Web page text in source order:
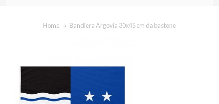
Home Bandiera Argovia 30x45 cm da bastone